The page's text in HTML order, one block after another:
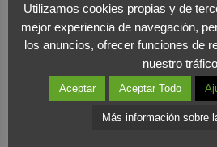
conexión duradera con aquellas
manera consistente sus valores y
transparencia y favoreciendo la
Para terminar, algunos
Utilizamos cookies propias y de
mejor experiencia de navegación,
los anuncios, ofrecer funciones de
nuestro
Aceptar Aceptar Todo
Más información sobre